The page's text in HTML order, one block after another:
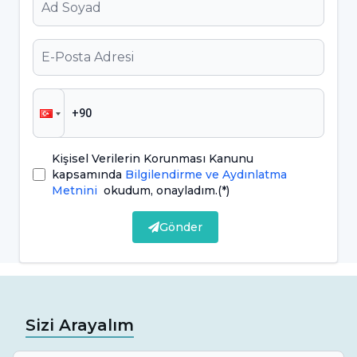
bazı işlemler yapılır. Inley ve onley dolguların
yapımı sırasında temel amaç, doğal diş yapısına
zarar gelmemesi ve bu yapının korunmasıdır.
Inley ve Onley dolgu işlemleri şu adımları
içerir:
Muayene ve Planlama:Diş hekimi, dişleri
muayene ederek hasarlı veya çürümüş
dişlerin iç veya dış yüzeylerini düzelten
rahatsızlık hissedilmemsi için lokal anestezi
uygulanır.
Kişisel Verilerin Korunması Kanunu
kapsamında Bilgilendirme ve Aydınlatma
Metnini okudum, onayladım.(*)
Gönder
Sizi Arayalım